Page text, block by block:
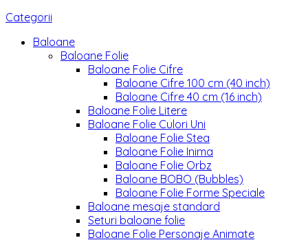
Categorii
Baloane
Baloane Folie
Baloane Folie Cifre
Baloane Cifre 100 cm (40 inch)
Baloane Cifre 40 cm (16 inch)
Baloane Folie Litere
Baloane Folie Culori Uni
Baloane Folie Stea
Baloane Folie Inima
Baloane Folie Orbz
Baloane BOBO (Bubbles)
Baloane Folie Forme Speciale
Baloane mesaje standard
Seturi baloane folie
Baloane Folie Personaje Animate